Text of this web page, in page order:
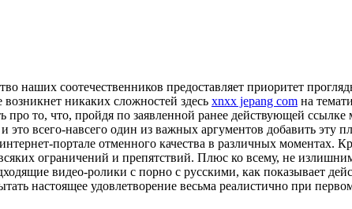
наших соотечественников предоставляет приоритет
никаких сложностей здесь xnxx jepang com на
про то, что, пройдя по заявленной ранее действующей
всего-навсего один из важных аргументов добавить эту
портале отменного качества в различных моментах.
ограничений и препятствий. Плюс ко всему, не
видео-ролики с порно с русскими, как показывает
настоящее удовлетворение весьма реалистично при